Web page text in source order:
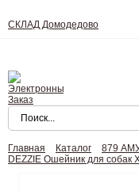
СКЛАД Домодедово
Главная Каталог 879
DEZZIE Ошейник для собак